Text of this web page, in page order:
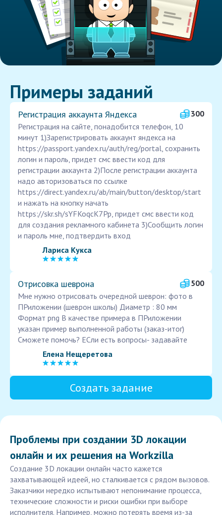
Примеры заданий
Регистрация аккаунта Яндекса
300
Регистрация на сайте, понадобится телефон, 10
минут 1)Зарегистрировать аккаунт яндекса на
https://passport.yandex.ru/auth/reg/portal, сохранить
логин и пароль, придет смс ввести код для
регистрации аккаунта 2)После регистрации аккаунта
надо авторизоваться по ссылке
https://direct.yandex.ru/ab/main/button/desktop/start
и нажать на кнопку начать
https://skr.sh/sYFKoqcK7Pp, придет смс ввести код
для создания рекламного кабинета 3)Сообщить логин
и пароль мне, подтвердить вход
Лариса Кукса
Отрисовка шеврона
500
Мне нужно отрисовать очередной шеврон: фото в
ПРиложении (шеврон школы) Диаметр : 80 мм
Формат png В качестве примера в ПРиложении
указан пример выполненной работы (заказ-итог)
Сможете помочь? ЕСли есть вопросы- задавайте
Елена Нещеретова
Создать задание
Проблемы при создании 3D локации
онлайн и их решения на Workzilla
Создание 3D локации онлайн часто кажется
захватывающей идеей, но сталкивается с рядом вызовов.
Заказчики нередко испытывают непонимание процесса,
технические сложности и риски ошибки при выборе
исполнителя. Например, можно потерять время из-за